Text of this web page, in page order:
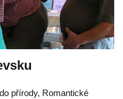
přírody, Romantické